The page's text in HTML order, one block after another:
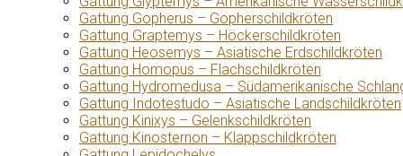
Gattung Gopherus – Gopherschildkröten
Gattung Graptemys – Höckerschildkröten
Gattung Heosemys – Asiatische Erdschildkröten
Gattung Homopus – Flachschildkröten
Gattung Hydromedusa – Südamerikanische
Gattung Indotestudo – Asiatische Landschildkröten
Gattung Kinixys – Gelenkschildkröten
Gattung Kinosternon – Klappschildkröten